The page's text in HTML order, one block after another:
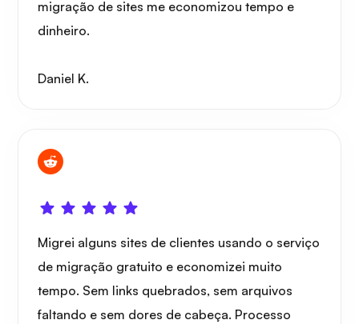
migração de sites me economizou tempo e
dinheiro.
Daniel K.
Migrei alguns sites de clientes usando o serviço
de migração gratuito e economizei muito
tempo. Sem links quebrados, sem arquivos
faltando e sem dores de cabeça. Processo